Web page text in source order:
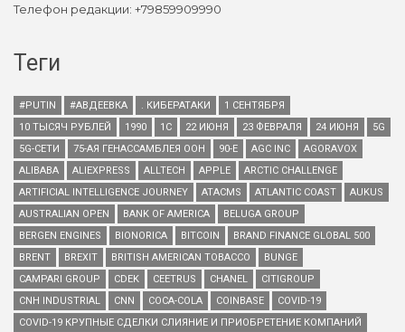
Телефон редакции: +79859909990
Теги
#PUTIN #АВДЕЕВКА . КИБЕРАТАКИ
1 СЕНТЯБРЯ
10 ТЫСЯЧ РУБЛЕЙ
1990 1С 22 ИЮНЯ 23 ФЕВРАЛЯ 24 ИЮНЯ
5G
5G-СЕТИ
75-АЯ ГЕНАССАМБЛЕЯ ООН 90-Е AGC INC
AGORAVOX
ALIBABA
ALIEXPRESS ALLTECH APPLE
ARCTIC CHALLENGE
ARTIFICIAL INTELLIGENCE JOURNEY
ATACMS ATLANTIC COAST
AUKUS
AUSTRALIAN OPEN
BANK OF AMERICA
BELUGA GROUP
BERGEN ENGINES
BIONORICA BITCOIN
BRAND FINANCE GLOBAL 500
BRENT
BREXIT BRITISH AMERICAN TOBACCO
BUNGE
CAMPARI GROUP
CDEK CEETRUS CHANEL
CITIGROUP
CNH INDUSTRIAL
CNN COCA-COLA COINBASE
COVID-19
COVID-19 КРУПНЫЕ СДЕЛКИ СЛИЯНИЕ И ПРИОБРЕТЕНИЕ КОМПАНИЙ